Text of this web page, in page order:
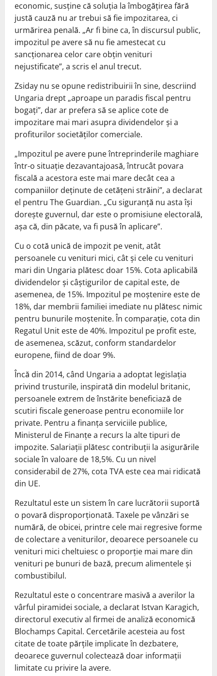
economic, susține că soluția la îmbogățirea fără
justă cauză nu ar trebui să fie impozitarea, ci
urmărirea penală. „Ar fi bine ca, în discursul public,
impozitul pe avere să nu fie amestecat cu
sancționarea celor care obțin venituri
nejustificate”, a scris el anul trecut.
Zsiday nu se opune redistribuirii în sine, descriind
Ungaria drept „aproape un paradis fiscal pentru
bogați”, dar ar prefera să se aplice cote de
impozitare mai mari asupra dividendelor și a
profiturilor societăților comerciale.
„Impozitul pe avere pune întreprinderile maghiare
într-o situație dezavantajoasă, întrucât povara
fiscală a acestora este mai mare decât cea a
companiilor deținute de cetățeni străini”, a declarat
el pentru The Guardian. „Cu siguranță nu asta își
dorește guvernul, dar este o promisiune electorală,
așa că, din păcate, va fi pusă în aplicare”.
Cu o cotă unică de impozit pe venit, atât
persoanele cu venituri mici, cât și cele cu venituri
mari din Ungaria plătesc doar 15%. Cota aplicabilă
dividendelor și câștigurilor de capital este, de
asemenea, de 15%. Impozitul pe moștenire este de
18%, dar membrii familiei imediate nu plătesc nimic
pentru bunurile moștenite. În comparație, cota din
Regatul Unit este de 40%. Impozitul pe profit este,
de asemenea, scăzut, conform standardelor
europene, fiind de doar 9%.
Încă din 2014, când Ungaria a adoptat legislația
privind trusturile, inspirată din modelul britanic,
persoanele extrem de înstărite beneficiază de
scutiri fiscale generoase pentru economiile lor
private. Pentru a finanța serviciile publice,
Ministerul de Finanțe a recurs la alte tipuri de
impozite. Salariații plătesc contribuții la asigurările
sociale în valoare de 18,5%. Cu un nivel
considerabil de 27%, cota TVA este cea mai ridicată
din UE.
Rezultatul este un sistem în care lucrătorii suportă
o povară disproporționată. Taxele pe vânzări se
numără, de obicei, printre cele mai regresive forme
de colectare a veniturilor, deoarece persoanele cu
venituri mici cheltuiesc o proporție mai mare din
venituri pe bunuri de bază, precum alimentele și
combustibilul.
Rezultatul este o concentrare masivă a averilor la
vârful piramidei sociale, a declarat Istvan Karagich,
directorul executiv al firmei de analiză economică
Blochamps Capital. Cercetările acesteia au fost
citate de toate părțile implicate în dezbatere,
deoarece guvernul colectează doar informații
limitate cu privire la avere.